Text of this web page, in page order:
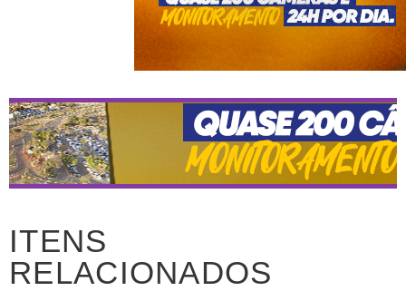
ITENS
RELACIONADOS